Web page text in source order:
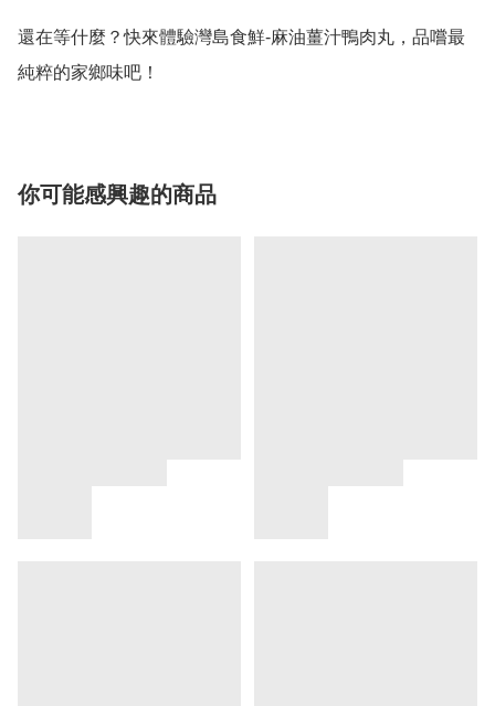
還在等什麼？快來體驗灣島食鮮-麻油薑汁鴨肉丸，品嚐最
你可能感興趣的商品